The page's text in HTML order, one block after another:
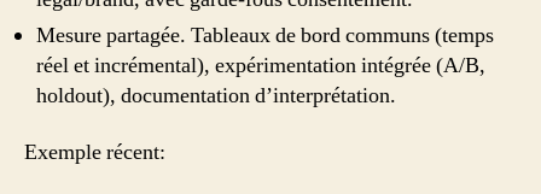
Mesure partagée. Tableaux de bord communs (temps
réel et incrémental), expérimentation intégrée (A/B,
holdout), documentation d’interprétation.
Exemple récent: